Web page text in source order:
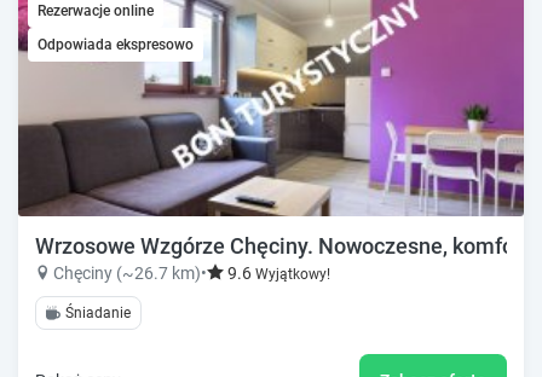
Rezerwacje online
Odpowiada ekspresowo
Wrzosowe Wzgórze Chęciny. Nowoczesne,
Chęciny (~26.7 km)• 9.6 Wyjątkowy!
Śniadanie